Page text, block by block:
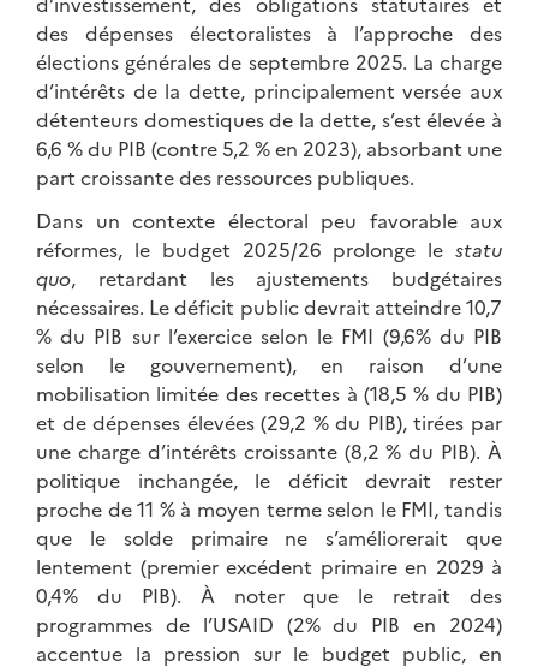
des dépenses électoralistes à l’approche des
élections générales de septembre 2025. La charge
d’intérêts de la dette, principalement versée aux
détenteurs domestiques de la dette, s’est élevée à
6,6 % du PIB (contre 5,2 % en 2023), absorbant une
part croissante des ressources publiques.
Dans un contexte électoral peu favorable aux
réformes, le budget 2025/26 prolonge le statu
quo, retardant les ajustements budgétaires
nécessaires. Le déficit public devrait atteindre 10,7
% du PIB sur l’exercice selon le FMI (9,6% du PIB
selon le gouvernement), en raison d’une
mobilisation limitée des recettes à (18,5 % du PIB)
et de dépenses élevées (29,2 % du PIB), tirées par
une charge d’intérêts croissante (8,2 % du PIB). À
politique inchangée, le déficit devrait rester
proche de 11 % à moyen terme selon le FMI, tandis
que le solde primaire ne s’améliorerait que
lentement (premier excédent primaire en 2029 à
0,4% du PIB). À noter que le retrait des
programmes de l’USAID (2% du PIB en 2024)
accentue la pression sur le budget public, en